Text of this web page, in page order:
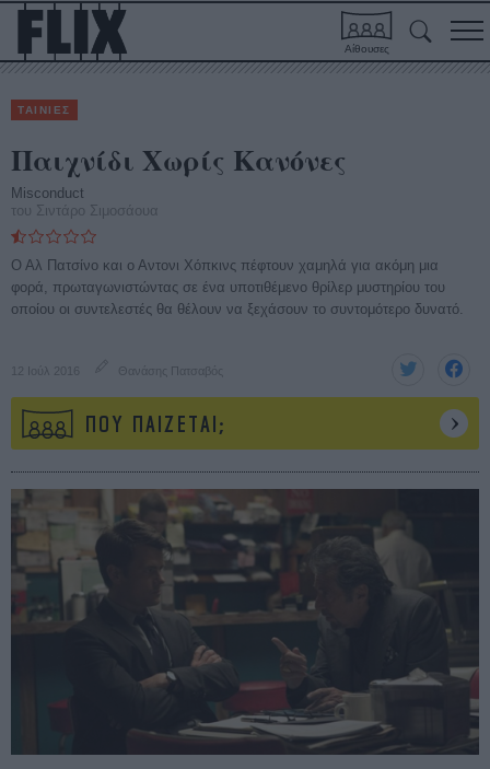
Αίθουσες
ΤΑΙΝΙΕΣ
Παιχνίδι Χωρίς Κανόνες
Misconduct
του Σιντάρο Σιμοσάουα
Ο Αλ Πατσίνο και ο Αντονι Χόπκινς πέφτουν χαμηλά για ακόμη μια
φορά, πρωταγωνιστώντας σε ένα υποτιθέμενο θρίλερ μυστηρίου του
οποίου οι συντελεστές θα θέλουν να ξεχάσουν το συντομότερο δυνατό.
12 Ιούλ 2016 Θανάσης Πατσαβός
ΠΟΥ ΠΑΙΖΕΤΑΙ;